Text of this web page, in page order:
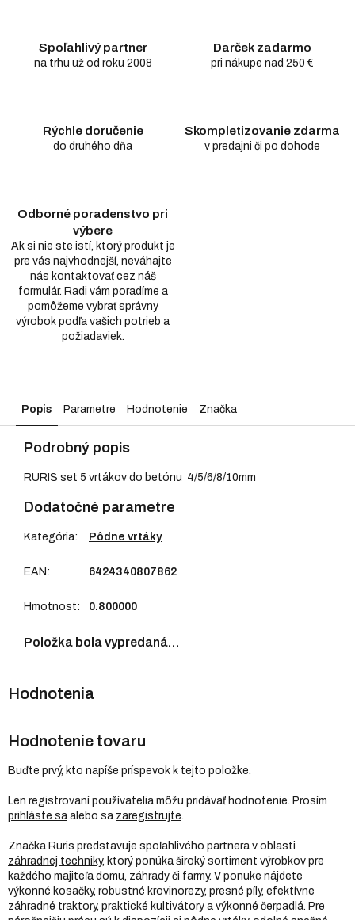
Spoľahlivý partner
na trhu už od roku 2008
Darček zadarmo
pri nákupe nad 250 €
Rýchle doručenie
do druhého dňa
Skompletizovanie zdarma
v predajni či po dohode
Odborné poradenstvo pri
výbere
Ak si nie ste istí, ktorý produkt je
pre vás najvhodnejší, neváhajte
nás kontaktovať cez náš
formulár. Radi vám poradíme a
pomôžeme vybrať správny
výrobok podľa vašich potrieb a
požiadaviek.
Popis Parametre Hodnotenie Značka
Podrobný popis
RURIS set 5 vrtákov do betónu 4/5/6/8/10mm
Dodatočné parametre
Kategória: Pôdne vrtáky
EAN : 6424340807862
Hmotnost: 0.800000
Položka bola vypredaná…
Hodnotenie tovaru
Buďte prvý, kto napíše príspevok k tejto položke.
Len registrovaní používatelia môžu pridávať hodnotenie. Prosím
prihláste sa alebo sa zaregistrujte
Značka Ruris predstavuje spoľahlivého partnera v oblasti
záhradnej techniky, ktorý ponúka široký sortiment výrobkov pre
každého majiteľa domu, záhrady či farmy. V ponuke nájdete
výkonné kosačky, robustné krovinorezy, presné píly, efektívne
záhradné traktory, praktické kultivátory a výkonné čerpadlá. Pre